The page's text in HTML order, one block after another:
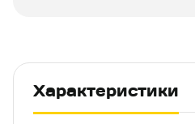
Характеристики